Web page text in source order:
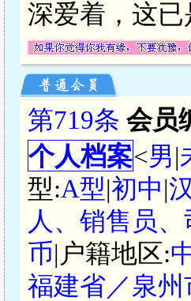
深爱着，这
第719条 会员
个人档案<男|
型:A型|初中|
人、销售员
币|户籍地区:
福建省／泉